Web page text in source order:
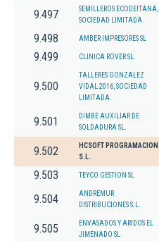
9.497
SEMILLEROS ECODEITANA,
SOCIEDAD LIMITADA.
9.498 AMBER IMPRESORES SL
9.499 CLINICA ROVER SL.
9.500
TALLERES GONZALEZ
VIDAL 2016, SOCIEDAD
LIMITADA.
9.501
DIMBE AUXILIAR DE
SOLDADURA SL.
9.502
HCSOFT PROGRAMACION
S.L.
9.503 TEYCO GESTION SL
9.504
ANDREMUR
DISTRIBUCIONES S.L.
9.505
ENVASADOS Y ARIDOS EL
JIMENADO SL